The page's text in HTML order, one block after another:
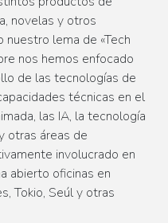
novelas y otros
lema de «Tech
nos hemos enfocado
de las tecnologías de
técnicas en el
las IA, la tecnología
otras áreas de
involucrado en
abierto oficinas en
Tokio, Seúl y otras